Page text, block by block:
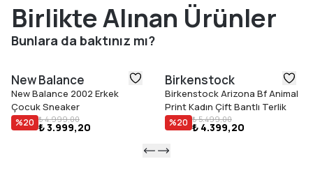
Birlikte Alınan Ürünler
Bunlara da baktınız mı?
New Balance
New Balance 2002 Erkek
Çocuk Sneaker
%20 ₺ 4.999,00
₺ 3.999,20
Birkenstock
Birkenstock Arizona Bf Animal
Print Kadın Çift Bantlı Terlik
%20 ₺ 5.499,00
₺ 4.399,20